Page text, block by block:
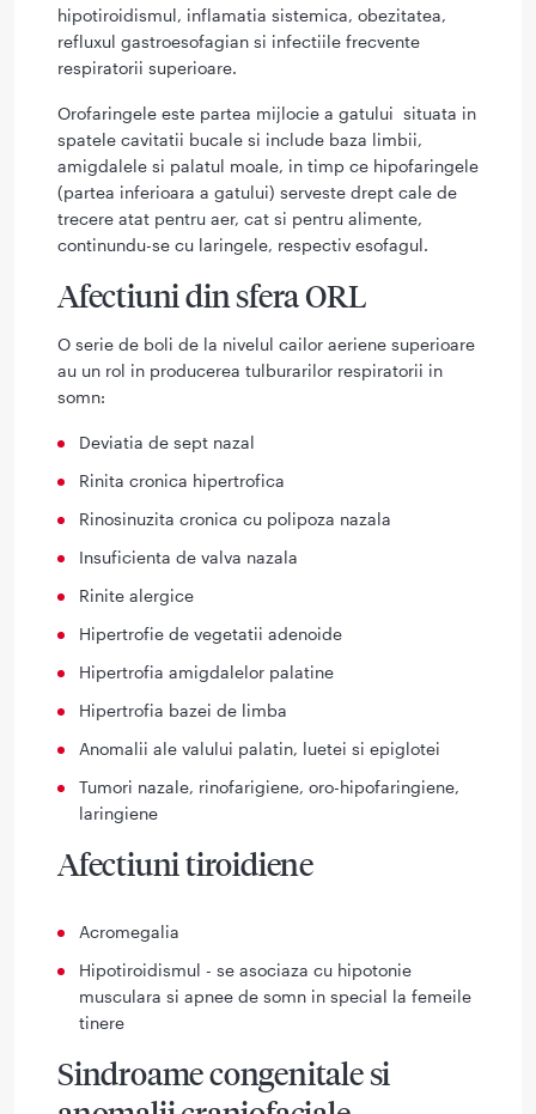
hipotiroidismul, inflamatia sistemica, obezitatea,
refluxul gastroesofagian si infectiile frecvente
respiratorii superioare.
Orofaringele este partea mijlocie a gatului situata in
spatele cavitatii bucale si include baza limbii,
amigdalele si palatul moale, in timp ce hipofaringele
(partea inferioara a gatului) serveste drept cale de
trecere atat pentru aer, cat si pentru alimente,
continundu-se cu laringele, respectiv esofagul.
Afectiuni din sfera ORL
O serie de boli de la nivelul cailor aeriene superioare
au un rol in producerea tulburarilor respiratorii in
somn:
Deviatia de sept nazal
Rinita cronica hipertrofica
Rinosinuzita cronica cu polipoza nazala
Insuficienta de valva nazala
Rinite alergice
Hipertrofie de vegetatii adenoide
Hipertrofia amigdalelor palatine
Hipertrofia bazei de limba
Anomalii ale valului palatin, luetei si epiglotei
Tumori nazale, rinofarigiene, oro-hipofaringiene,
laringiene
Afectiuni tiroidiene
Acromegalia
Hipotiroidismul - se asociaza cu hipotonie
musculara si apnee de somn in special la femeile
tinere
Sindroame congenitale si